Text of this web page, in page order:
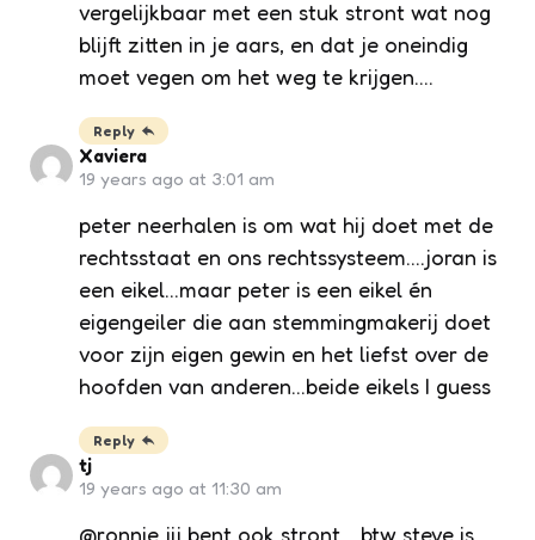
vergelijkbaar met een stuk stront wat nog
blijft zitten in je aars, en dat je oneindig
moet vegen om het weg te krijgen….
Reply
Xaviera
19 years ago at 3:01 am
peter neerhalen is om wat hij doet met de
rechtsstaat en ons rechtssysteem….joran is
een eikel…maar peter is een eikel én
eigengeiler die aan stemmingmakerij doet
voor zijn eigen gewin en het liefst over de
hoofden van anderen…beide eikels I guess
Reply
tj
19 years ago at 11:30 am
@ronnie jij bent ook stront… btw steve is